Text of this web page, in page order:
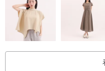
然的礦石、珍珠每顆都是獨一
✨圖片展出為店主手圍15cm
費調整手圍，下單時備註手圍
貨。
⚠️需客製尺寸商品在排序上會些